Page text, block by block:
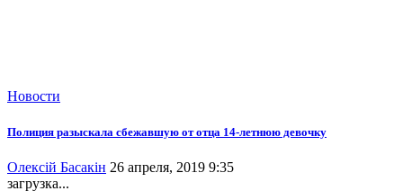
Новости
Полиция разыскала сбежавшую от отца 14-летнюю девочку
Олексій Басакін 26 апреля, 2019 9:35
загрузка...